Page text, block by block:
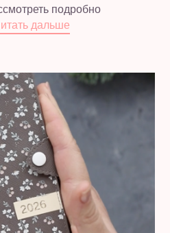
подробно
дальше